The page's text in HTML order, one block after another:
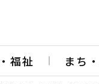
福祉 まち